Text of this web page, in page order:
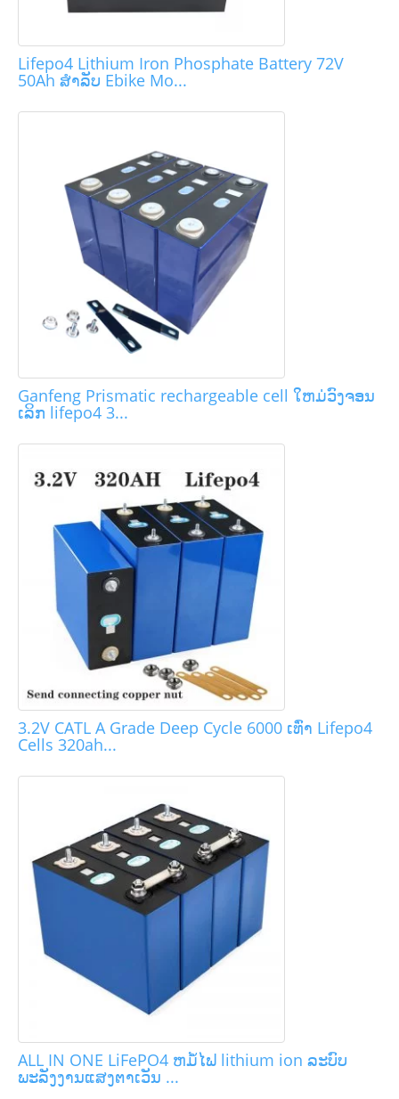
Lifepo4 Lithium Iron Phosphate Battery 72V
50Ah ສໍາລັບ Ebike Mo...
Ganfeng Prismatic rechargeable cell ໃຫມ່ວົງຈອນ
ເລິກ lifepo4 3...
3.2V CATL A Grade Deep Cycle 6000 ເທົ່າ Lifepo4
Cells 320ah...
ALL IN ONE LiFePO4 ຫມໍ້ໄຟ lithium ion ລະບົບ
ພະລັງງານແສງຕາເວັນ ...